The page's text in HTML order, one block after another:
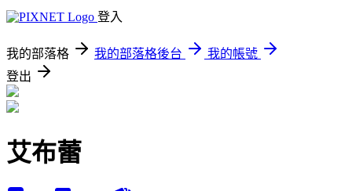
登入
我的部落格 我的部落格後台
我的帳號
登出
艾布蕾